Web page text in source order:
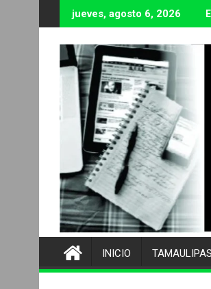
al
contenido
jueves, agosto 6, 2026
INICIO TAMAULIPAS